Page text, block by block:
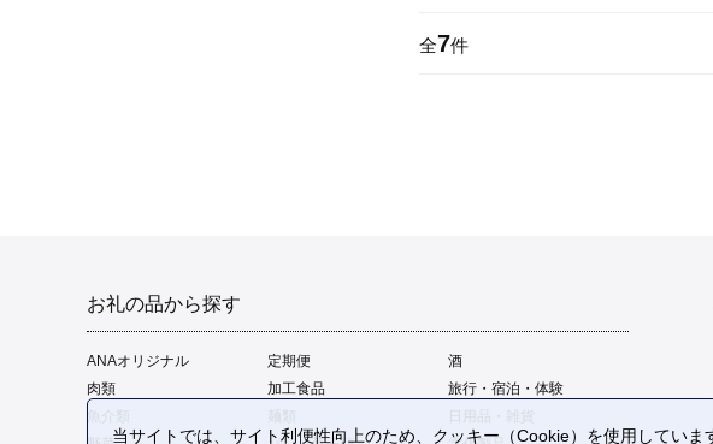
全7件
お礼の品から探す
ANAオリジナル 定期便
酒
肉類
加工食品
旅行・宿泊・体験
当サイトでは、サイト利便性向上のため、クッキー（Cookie）を使用してい